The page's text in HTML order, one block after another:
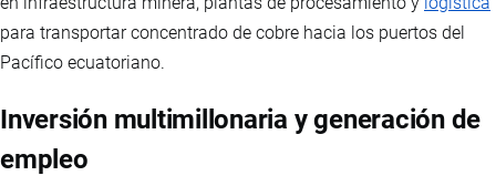
para transportar concentrado de cobre hacia los puertos del
Pacífico ecuatoriano.
Inversión multimillonaria y generación de
empleo